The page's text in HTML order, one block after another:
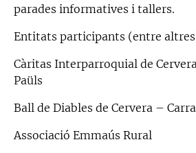
parades informatives i tallers.
Entitats participants (entre
Càritas Interparroquial de
Paüls
Ball de Diables de Cervera –
Associació Emmaús Rural